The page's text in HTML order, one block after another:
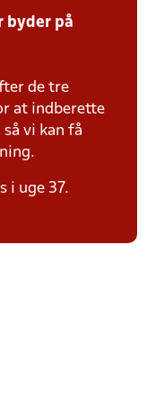
byder på
de tre
at indberette
vi kan få
i uge 37.